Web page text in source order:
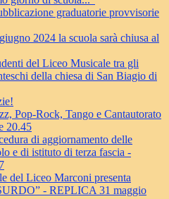
graduatorie provvisorie
2024 la scuola sarà chiusa al
del Liceo Musicale tra gli
della chiesa di San Biagio di
Pop-Rock, Tango e Cantautorato
20.45
di aggiornamento delle
e di istituto di terza fascia -
del Liceo Marconi presenta
- REPLICA 31 maggio